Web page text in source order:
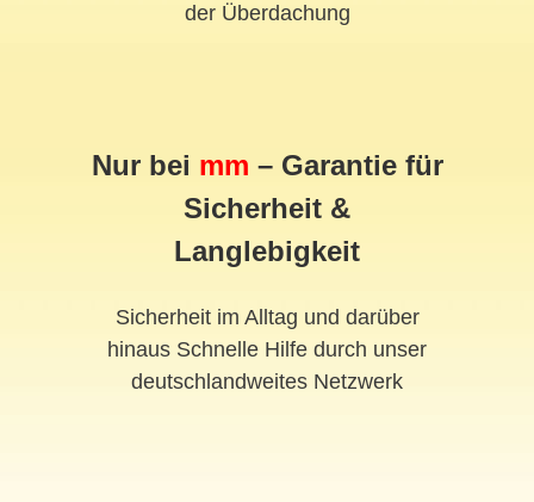
der Überdachung
Nur bei mm – Garantie für
Sicherheit &
Langlebigkeit
Sicherheit im Alltag und darüber
hinaus Schnelle Hilfe durch unser
deutschlandweites Netzwerk